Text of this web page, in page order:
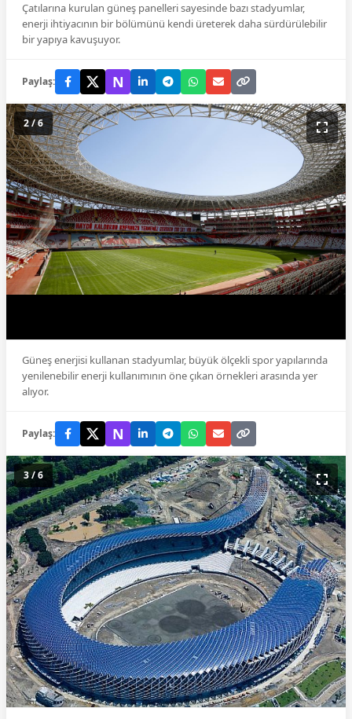
Çatılarına kurulan güneş panelleri sayesinde bazı stadyumlar,
enerji ihtiyacının bir bölümünü kendi üreterek daha sürdürülebilir
bir yapıya kavuşuyor.
Paylaş: N
2 / 6
Güneş enerjisi kullanan stadyumlar, büyük ölçekli spor yapılarında
yenilenebilir enerji kullanımının öne çıkan örnekleri arasında yer
alıyor.
Paylaş: N
3 / 6